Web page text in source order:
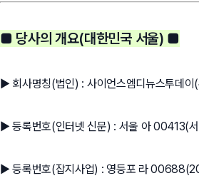
■ 당사의 개요(대한민국 서울) ■
▶ 회사명칭(법인) : 사이언스엠디뉴스투데이
▶ 등록번호(인터넷 신문) : 서울 아 00413(
▶ 등록번호(잡지사업) : 영등포 라